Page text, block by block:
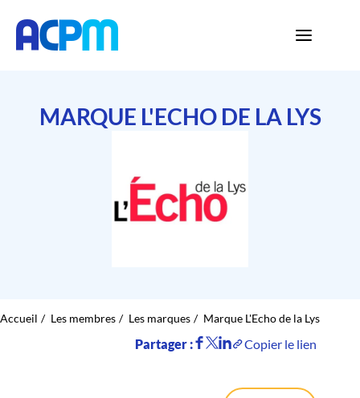
MARQUE L'ECHO DE LA LYS
Accueil Les membres Les marques Marque L'Echo de la Lys
Partager : Copier le lien